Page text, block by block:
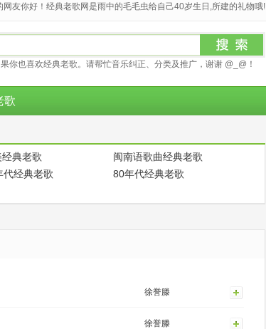
网友你好！经典老歌网是雨中的毛毛虫给自己40岁生日,所建的礼物哦!
你也喜欢经典老歌。请帮忙音乐纠正、分类及推广，谢谢 @_@！
歌
典老歌
闽南语歌曲经典老歌
代经典老歌
80年代经典老歌
徐誉滕
徐誉滕